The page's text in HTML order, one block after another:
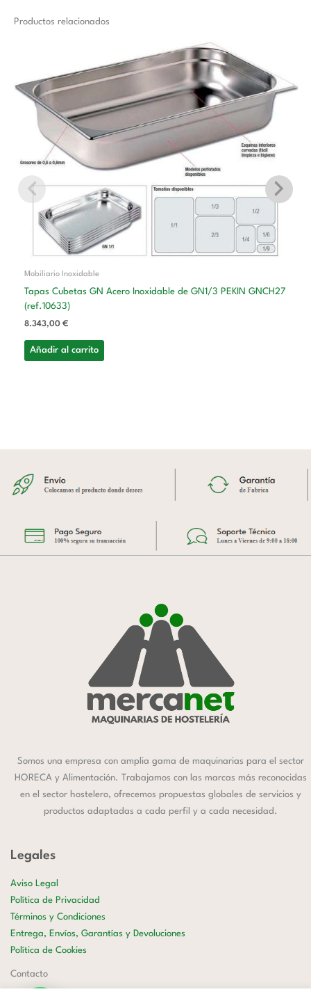
Productos relacionados
Mobiliario Inoxidable
Tapas Cubetas GN Acero Inoxidable de GN1/3 PEKIN GNCH27
(ref.10633)
8.343,00 €
Añadir al carrito
Somos una empresa con amplia gama de maquinarias para el sector
HORECA y Alimentación. Trabajamos con las marcas más reconocidas
en el sector hostelero, ofrecemos propuestas globales de servicios y
productos adaptadas a cada perfil y a cada necesidad.
Legales
Aviso Legal
Política de Privacidad
Términos y Condiciones
Entrega, Envíos, Garantías y Devoluciones
Política de Cookies
Contacto